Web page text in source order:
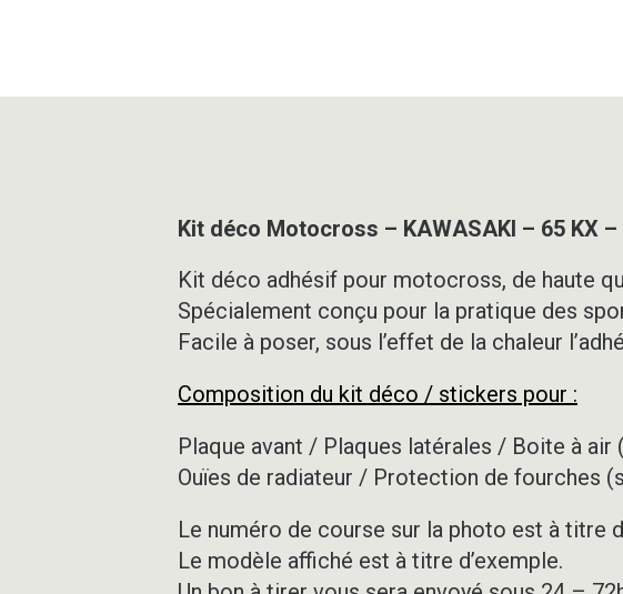
Kit déco Motocross – KAWASAKI – 65 KX –
Kit déco adhésif pour motocross, de haute
Spécialement conçu pour la pratique des
Facile à poser, sous l’effet de la chaleur
Composition du kit déco / stickers pour :
Plaque avant / Plaques latérales / Boite à
Ouïes de radiateur / Protection de fourches
Le numéro de course sur la photo est à titre
Le modèle affiché est à titre d’exemple.